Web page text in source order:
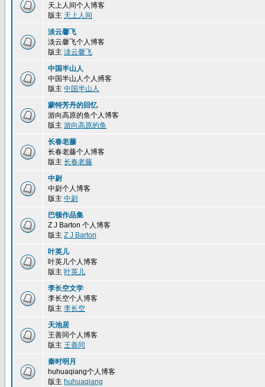
天上人间个人博客
版主 天上人间
淡云馨飞
淡云馨飞个人博客
版主 淡云馨飞
中国半山人
中国半山人个人搏客
版主 中国半山人
蒙特芳丹的回忆
游向高原的鱼个人博客
版主 游向高原的鱼
长春老藤
长春老藤个人博客
版主 长春老藤
中尉
中尉个人博客
版主 中尉
巴顿作品集
Z J Barton 个人博客
版主 Z J Barton
叶英儿
叶英儿个人博客
版主 叶英儿
李长空文学
李长空个人博客
版主 李长空
天池居
王善同个人博客
版主 王善同
秦时明月
huhuaqiang个人博客
版主 huhuaqiang